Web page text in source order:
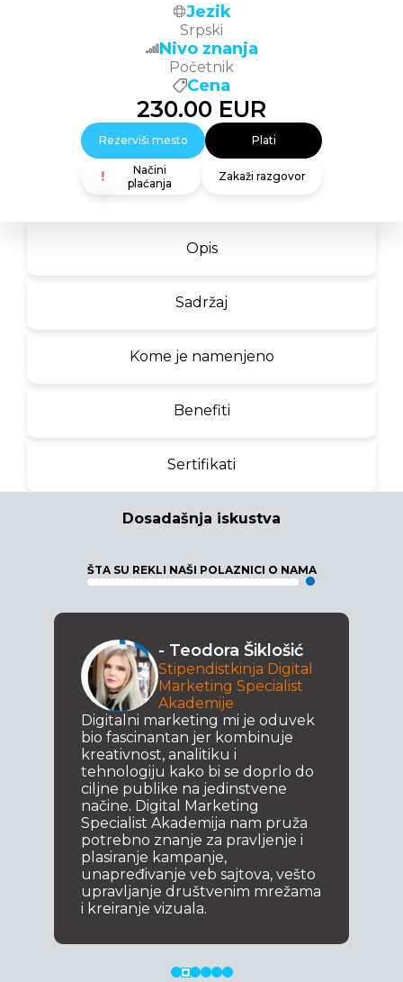
Opis
Sadržaj
Kome je namenjeno
Benefiti
Sertifikati
Dosadašnja iskustva
ŠTA SU REKLI NAŠI POLAZNICI O NAMA
- Teodora Šiklošić
Stipendistkinja Digital
Marketing Specialist
Akademije
Digitalni marketing mi je oduvek
bio fascinantan jer kombinuje
kreativnost, analitiku i
tehnologiju kako bi se doprlo do
ciljne publike na jedinstvene
načine. Digital Marketing
Specialist Akademija nam pruža
potrebno znanje za pravljenje i
plasiranje kampanje,
unapređivanje veb sajtova, vešto
upravljanje društvenim mrežama
i kreiranje vizuala.
Jezik
Srpski
Nivo znanja
Početnik
Cena
230.00 EUR
Rezerviši mesto Plati
Načini
plaćanja
Zakaži razgovor